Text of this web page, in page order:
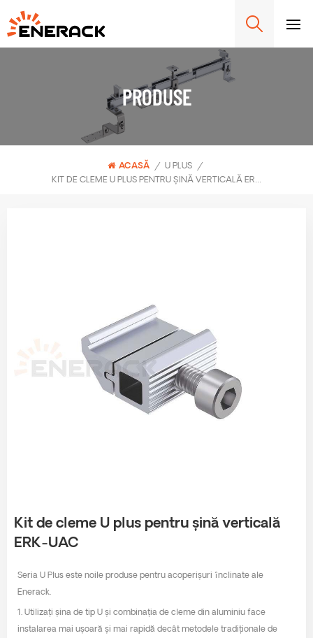
PRODUSE
ACASĂ / U PLUS
/
KIT DE CLEME U PLUS PENTRU ȘINĂ VERTICALĂ ERK-UAC
Kit de cleme U plus pentru șină verticală
ERK-UAC
Seria U Plus este noile produse pentru acoperișuri înclinate ale
Enerack.
1. Utilizați șina de tip U și combinația de cleme din aluminiu face
instalarea mai ușoară și mai rapidă decât metodele tradiționale de